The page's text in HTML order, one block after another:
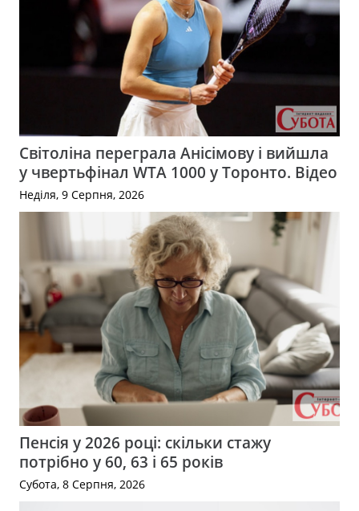
Світоліна переграла Анісімову і вийшла
у чвертьфінал WTA 1000 у Торонто. Відео
Неділя, 9 Серпня, 2026
Пенсія у 2026 році: скільки стажу
потрібно у 60, 63 і 65 років
Субота, 8 Серпня, 2026